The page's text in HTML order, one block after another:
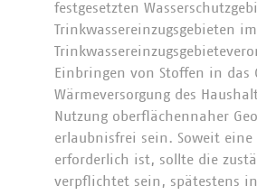
festgesetzten
Trinkwassereinzugsgebieten
Einbringen von Stoffen in das
Wärmeversorgung des
Nutzung oberflächennaher
erlaubnisfrei sein. Soweit eine
erforderlich ist, sollte die
verpflichtet sein, spätestens